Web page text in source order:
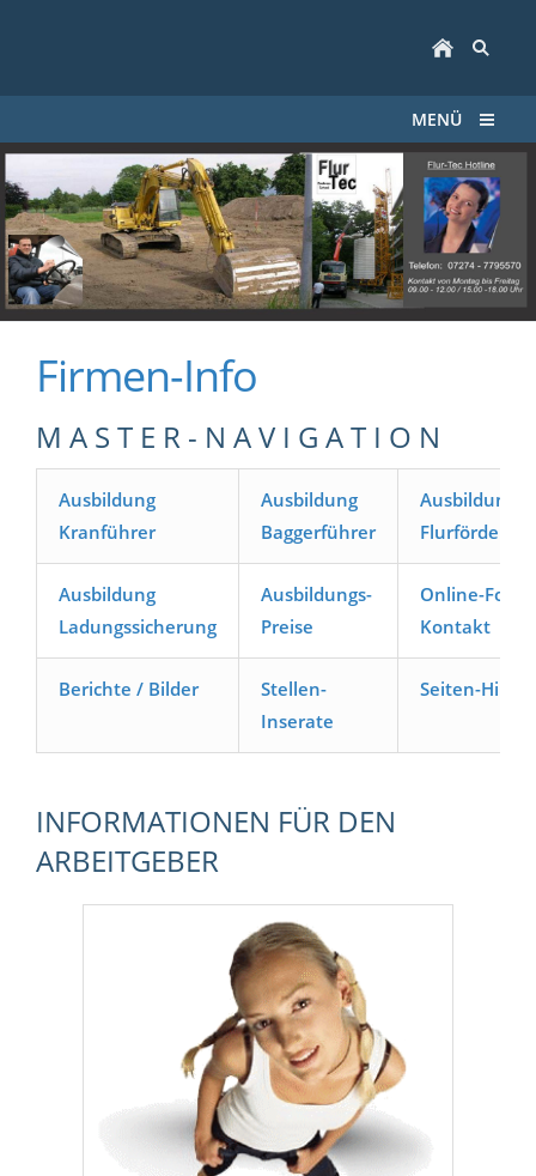
MENÜ
Firmen-Info
M A S T E R - N A V I G A T I O N
Ausbildung
Kranführer
Ausbildung
Baggerführer
Ausbildung
Ausbildung
Ladungssicherung
Ausbildungs-
Preise
Online-
Kontakt
Berichte / Bilder
Stellen-
Inserate
Seiten-Hilfe
INFORMATIONEN FÜR DEN
ARBEITGEBER